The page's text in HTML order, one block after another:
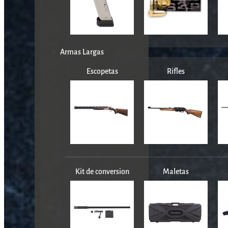
Armas Largas
Escopetas Rifles
Kit de conversion Maletas